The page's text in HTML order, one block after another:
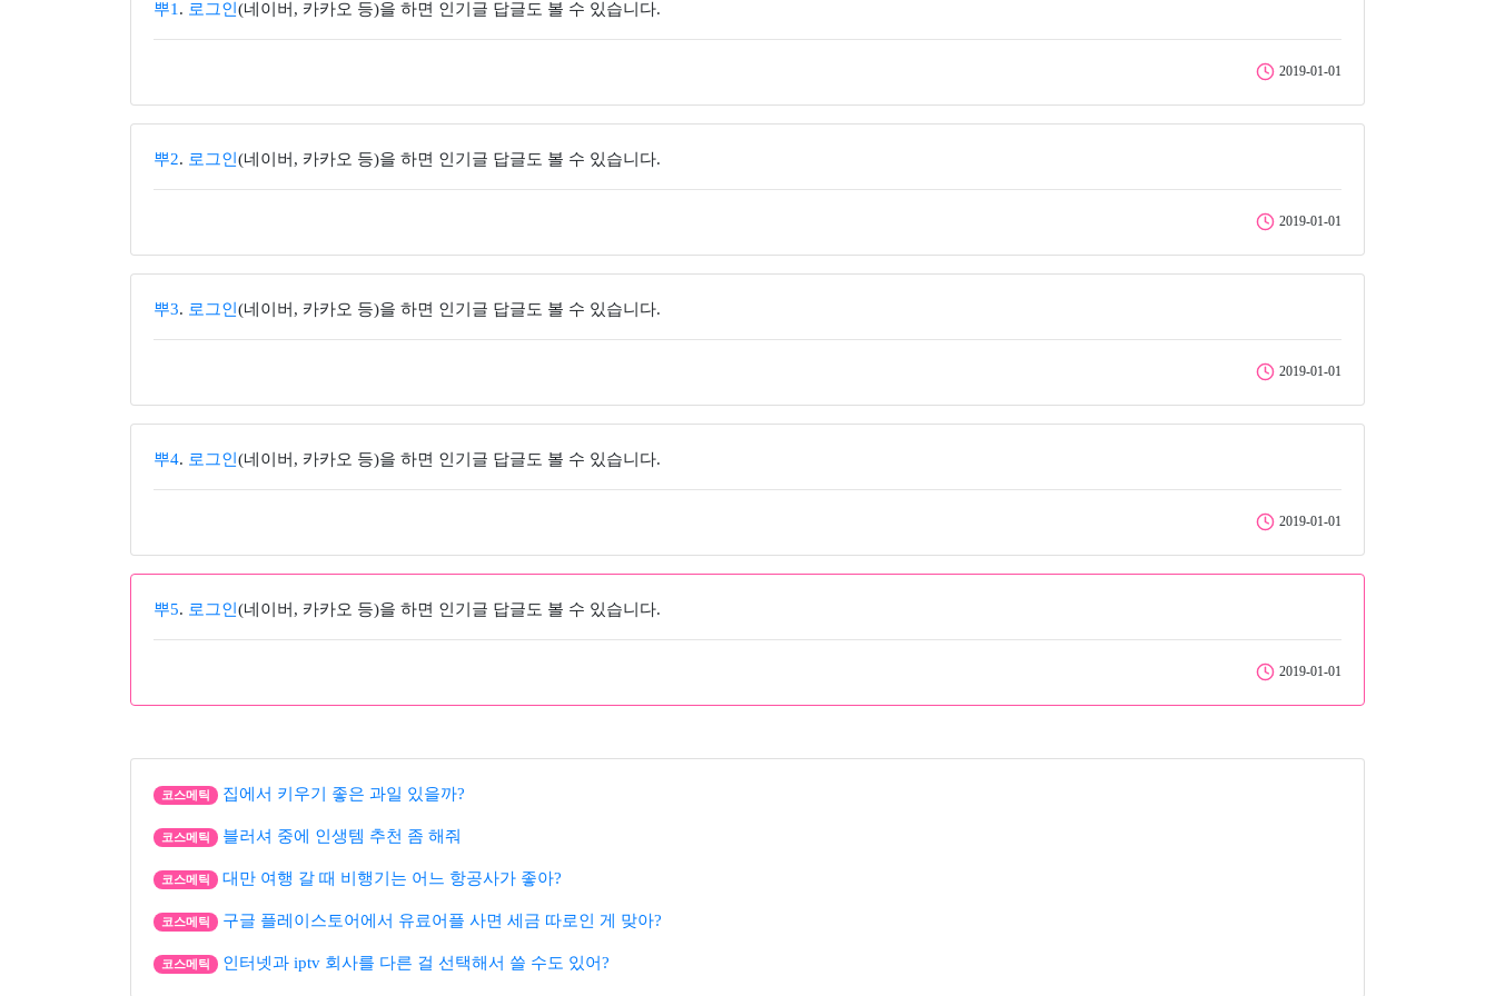
뿌1 . 로그인 (네이버, 카카오 등)을 하면 인기글 답글도 볼 수 있습니다.
2019-01-01
뿌2. 로그인 (네이버, 카카오 등)을 하면 인기글 답글도 볼 수 있습니다.
2019-01-01
뿌3. 로그인 (네이버, 카카오 등)을 하면 인기글 답글도 볼 수 있습니다.
2019-01-01
뿌4. 로그인 (네이버, 카카오 등)을 하면 인기글 답글도 볼 수 있습니다.
2019-01-01
뿌5. 로그인 (네이버, 카카오 등)을 하면 인기글 답글도 볼 수 있습니다.
2019-01-01
코스메틱 집에서 키우기 좋은 과일 있을까?
코스메틱 블러셔 중에 인생템 추천 좀 해줘
코스메틱 대만 여행 갈 때 비행기는 어느 항공사가 좋아?
코스메틱 구글 플레이스토어에서 유료어플 사면 세금 따로인 게 맞아?
코스메틱 인터넷과 iptv 회사를 다른 걸 선택해서 쓸 수도 있어?